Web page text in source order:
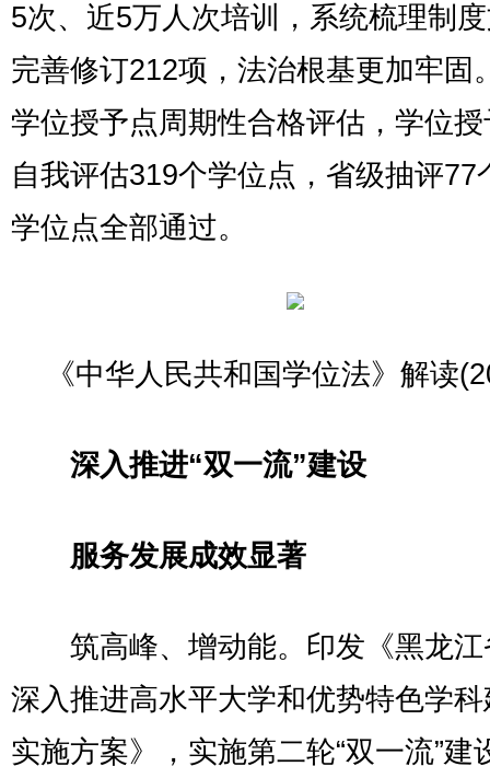
5次、近5万人次培训，系统梳理制
完善修订212项，法治根基更加牢固
学位授予点周期性合格评估，学位
自我评估319个学位点，省级抽评77
学位点全部通过。
《中华人民共和国学位法》解读
深入推进“双一流”建设
服务发展成效显著
筑高峰、增动能。印发《黑龙江
深入推进高水平大学和优势特色学
实施方案》，实施第二轮“双一流”建